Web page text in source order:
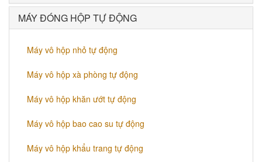
MÁY ĐÓNG HỘP TỰ ĐỘNG
Máy vô hộp nhỏ tự động
Máy vô hộp xà phòng tự động
Máy vô hộp khăn ướt tự động
Máy vô hộp bao cao su tự động
Máy vô hộp khẩu trang tự động